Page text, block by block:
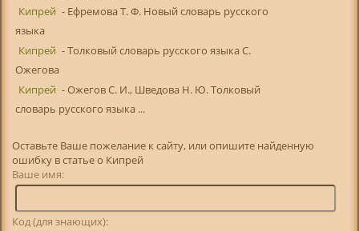
Кипрей - Ефремова Т. Ф. Новый словарь русского
языка
Кипрей - Толковый словарь русского языка С.
Ожегова
Кипрей - Ожегов С. И., Шведова Н. Ю. Толковый
словарь русского языка ...
Оставьте Ваше пожелание к сайту, или опишите найденную
ошибку в статье о Кипрей
Ваше имя:
Код (для знающих):